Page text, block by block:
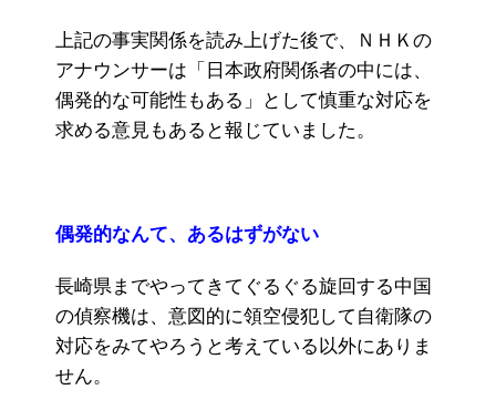
上記の事実関係を読み上げた後で、ＮＨＫの
アナウンサーは「日本政府関係者の中には、
偶発的な可能性もある」として慎重な対応を
求める意見もあると報じていました。
偶発的なんて、あるはずがない
長崎県までやってきてぐるぐる旋回する中国
の偵察機は、意図的に領空侵犯して自衛隊の
対応をみてやろうと考えている以外にありま
せん。